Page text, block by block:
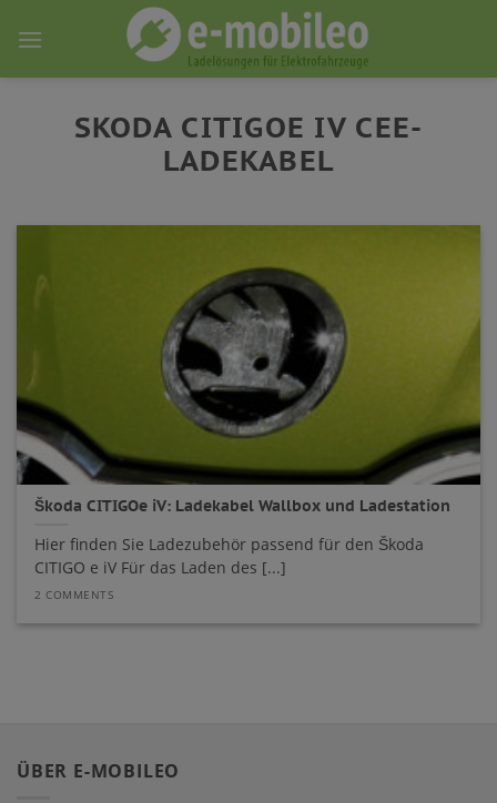
SKODA CITIGOE IV CEE-
LADEKABEL
Škoda CITIGOe iV: Ladekabel Wallbox und Ladestation
Hier finden Sie Ladezubehör passend für den Škoda
CITIGO e iV Für das Laden des [...]
2 COMMENTS
ÜBER E-MOBILEO